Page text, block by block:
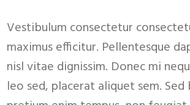
Vestibulum consectetur
maximus efficitur. Pellentesque
nisl vitae dignissim. Donec mi
leo sed, placerat aliquet sem. Sed